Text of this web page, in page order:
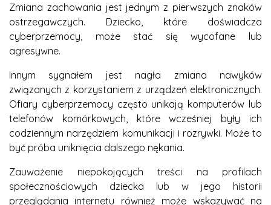
Zmiana zachowania jest jednym z pierwszych znaków
ostrzegawczych. Dziecko, które doświadcza
cyberprzemocy, może stać się wycofane lub
agresywne.
Innym sygnałem jest nagła zmiana nawyków
związanych z korzystaniem z urządzeń elektronicznych.
Ofiary cyberprzemocy często unikają komputerów lub
telefonów komórkowych, które wcześniej były ich
codziennym narzędziem komunikacji i rozrywki. Może to
być próba uniknięcia dalszego nękania.
Zauważenie niepokojących treści na profilach
społecznościowych dziecka lub w jego historii
przeglądania internetu również może wskazywać na